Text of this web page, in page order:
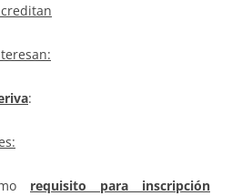
:
requisito para inscripción